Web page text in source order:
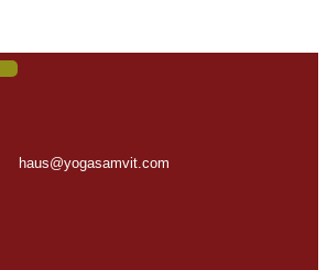
haus@yogasamvit.com